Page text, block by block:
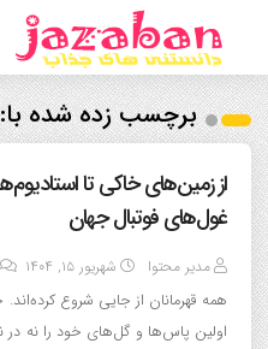
برچسب زده شده
از زمین‌های خاکی تا
غول‌های فوتبال جهان
مدیر محتوا شهریور ۱۵, ۱۴۰۴
همه قهرمانان از جایی شروع
اولین پاس‌ها و گل‌های خود را نه در